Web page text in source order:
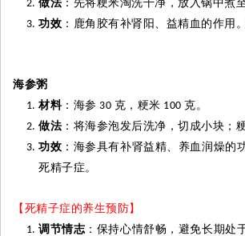
做法 ：先将粳米淘洗干净，放入锅中煮
功效 ：鹿角胶有补肾阳、益精血的作
海参粥
材料：海参 30 克，粳米 100 克。
做法 ：将海参泡发后洗净，切成小块；
功效 ：海参具有补肾益精、养血润燥
死精子症。
【死精子症的养生预防】
调节情志：保持心情舒畅，避免长期处